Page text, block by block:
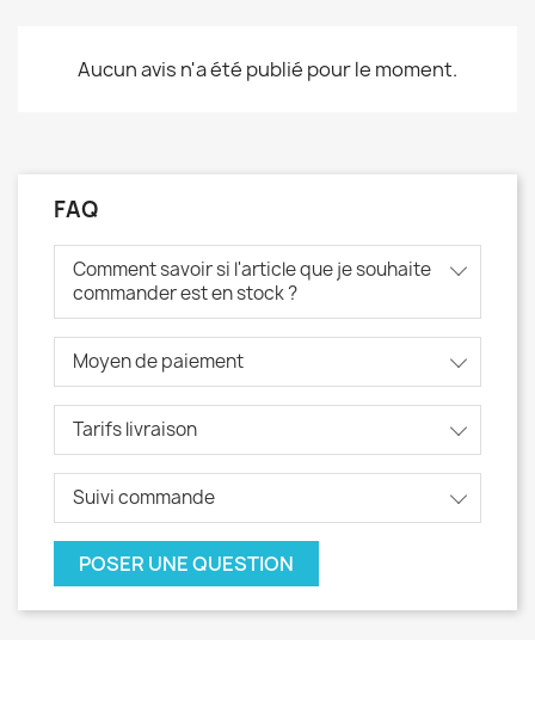
Aucun avis n'a été publié pour le moment.
FAQ
Comment savoir si l'article que je souhaite
commander est en stock ?
Moyen de paiement
Tarifs livraison
Suivi commande
POSER UNE QUESTION